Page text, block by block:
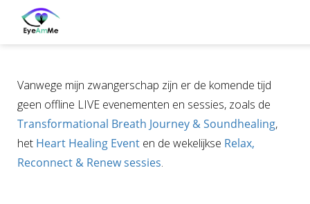
Vanwege mijn zwangerschap zijn er de komende tijd
geen offline LIVE evenementen en sessies, zoals de
Transformational Breath Journey & Soundhealing,
het Heart Healing Event en de wekelijkse Relax,
Reconnect & Renew sessies.